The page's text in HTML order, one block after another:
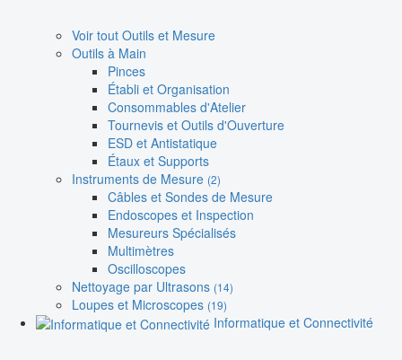
Voir tout Outils et Mesure
Outils à Main
Pinces
Établi et Organisation
Consommables d'Atelier
Tournevis et Outils d'Ouverture
ESD et Antistatique
Étaux et Supports
Instruments de Mesure (2)
Câbles et Sondes de Mesure
Endoscopes et Inspection
Mesureurs Spécialisés
Multimètres
Oscilloscopes
Nettoyage par Ultrasons (14)
Loupes et Microscopes (19)
Informatique et Connectivité